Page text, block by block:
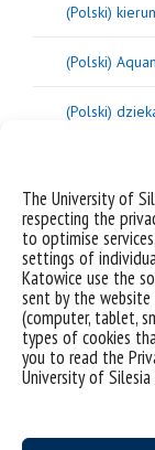
The University of
respecting the
to optimise
settings of
Katowice use the
sent by the website
(computer, tablet,
types of cookies
you to read the
University of
(Polski)
(Polski)
(Polski)
(Polski)
(Polski)
(Polski) koła
(Polski) pliki